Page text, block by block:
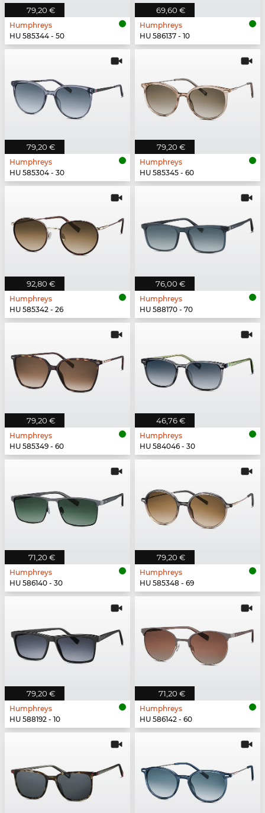
79,20 €
Humphreys
HU 585344 - 50
69,60 €
Humphreys
HU 586137 - 10
79,20 €
Humphreys
HU 585304 - 30
79,20 €
Humphreys
HU 585345 - 60
92,80 €
Humphreys
HU 585342 - 26
76,00 €
Humphreys
HU 588170 - 70
79,20 €
Humphreys
HU 585349 - 60
46,76 €
Humphreys
HU 584046 - 30
71,20 €
Humphreys
HU 586140 - 30
79,20 €
Humphreys
HU 585348 - 69
79,20 €
Humphreys
HU 588192 - 10
71,20 €
Humphreys
HU 586142 - 60